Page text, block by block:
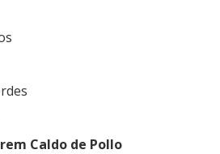
Caldo de Pollo